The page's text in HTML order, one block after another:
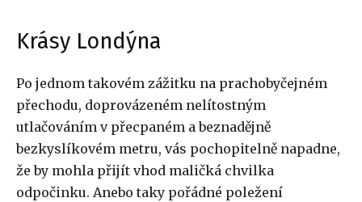
Krásy Londýna
Po jednom takovém zážitku na prachobyčejném
přechodu, doprovázeném nelítostným
utlačováním v přecpaném a beznadějně
bezkyslíkovém metru, vás pochopitelně napadne,
že by mohla přijít vhod maličká chvilka
odpočinku. Anebo taky pořádné poležení